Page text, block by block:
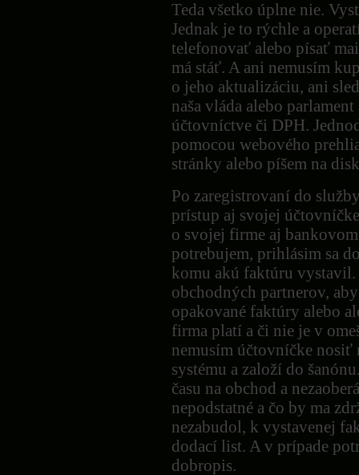
Teda všetko úplne nie.
Jednak je to rýchle a
telefonovať alebo písať
má stáť. A ani nemusím
o jeho aktualizáciu, ani
naša vláda alebo
účtovníctve či DPH.
pomocou webového
stránky alebo píšem na
Po zaregistrovaní do
prístup aj svojej
o svojej firme aj
potrebujem, prihlásim sa
komu akú faktúru vystavil.
obchodných partnerov,
opakované faktúry alebo
firma platí a či nie je v
nemusím účtovníčke nosiť
systému a založí do
času na obchod a
nepodstatné a čo by ma
nezabudol, k vystavenej
dodací list. A v prípade
dobropis.